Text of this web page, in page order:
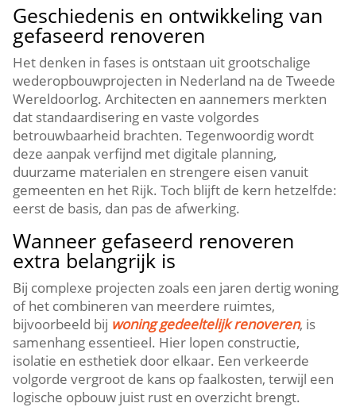
Geschiedenis en ontwikkeling van
gefaseerd renoveren
Het denken in fases is ontstaan uit grootschalige
wederopbouwprojecten in Nederland na de Tweede
Wereldoorlog.​ Architecten en aannemers merkten
dat standaardisering en vaste volgordes
betrouwbaarheid brachten.​ Tegenwoordig wordt
deze aanpak verfijnd met digitale planning,
duurzame materialen en strengere eisen vanuit
gemeenten en het Rijk.​ Toch blijft de kern hetzelfde:
eerst de basis, dan pas de afwerking.​
Wanneer gefaseerd renoveren
extra belangrijk is
Bij complexe projecten zoals een jaren dertig woning
of het combineren van meerdere ruimtes,
bijvoorbeeld bij woning gedeeltelijk renoveren, is
samenhang essentieel.​ Hier lopen constructie,
isolatie en esthetiek door elkaar.​ Een verkeerde
volgorde vergroot de kans op faalkosten, terwijl een
logische opbouw juist rust en overzicht brengt.​